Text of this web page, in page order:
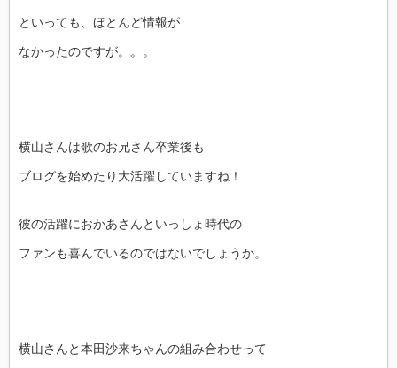
といっても、ほとんど情報が
なかったのですが。。。
横山さんは歌のお兄さん卒業後も
ブログを始めたり大活躍していますね！
彼の活躍におかあさんといっしょ時代の
ファンも喜んでいるのではないでしょうか。
横山さんと本田沙来ちゃんの組み合わせって